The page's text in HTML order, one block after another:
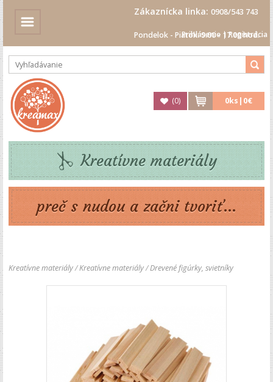
Zákaznícka linka: 0908/543 743
Pondelok - Piatok: 9.00 - 17.00 hod.
Prihlásenie|Registrácia
(0) 0ks| 0€
Kreatívne materiály
preč s nudou a začni tvoriť...
Kreatívne materiály/Kreatívne materiály/Drevené figúrky, svietníky